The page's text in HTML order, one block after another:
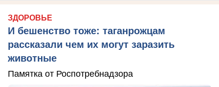
ЗДОРОВЬЕ
И бешенство тоже: таганрожцам
рассказали чем их могут заразить
животные
Памятка от Роспотребнадзора